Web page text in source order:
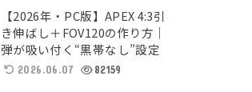
【2026年・PC版】APEX 4:3引
き伸ばし＋FOV120の作り方｜
弾が吸い付く“黒帯なし”設定
2026.06.07 82159